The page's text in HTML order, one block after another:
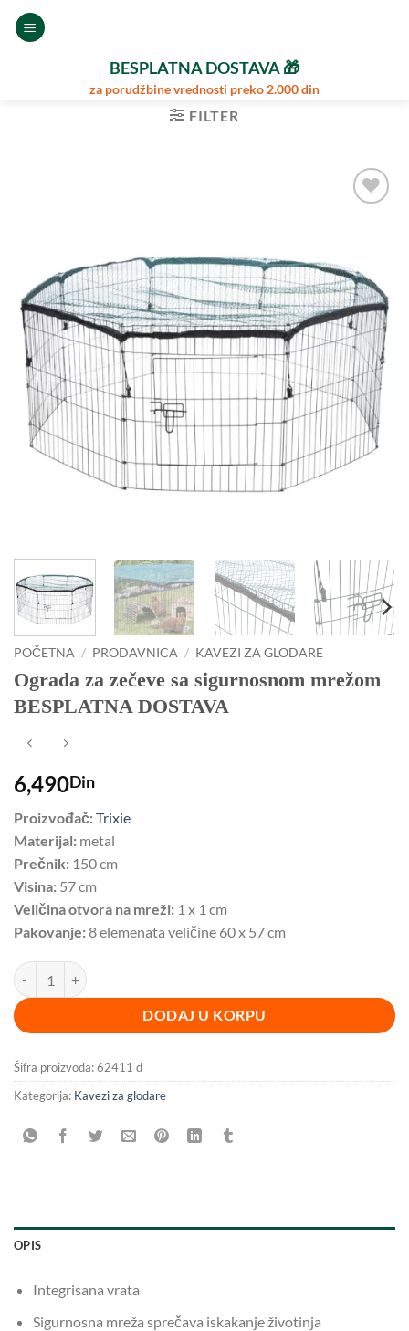
Preskoči
BESPLATNA DOSTAVA 🎁
za porudžbine vrednosti preko 2.000 din
FILTER
POČETNA / PRODAVNICA / KAVEZI ZA GLODARE
Ograda za zečeve sa sigurnosnom mrežom
BESPLATNA DOSTAVA
6,490Din
Proizvođač:Trixie
Materijal: metal
Prečnik: 150 cm
Visina: 57 cm
Veličina otvora na mreži: 1 x 1 cm
Pakovanje:8 elemenata veličine 60 x 57 cm
Ograda za zečeve sa sigurnosnom mrežom BESPLATNA DOSTAVA
DODAJ U KORPU
Šifra proizvoda:62411 d
Kategorija: Kavezi za glodare
OPIS
Integrisana vrata
Sigurnosna mreža sprečava iskakanje životinja